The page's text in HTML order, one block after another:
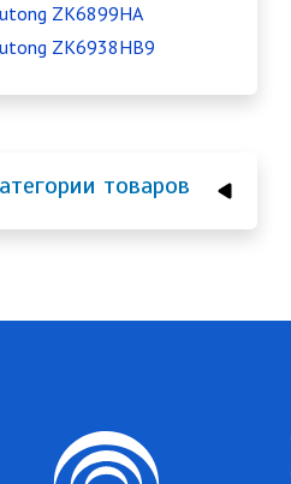
ZK6899HA
ZK6938HB9
товаров